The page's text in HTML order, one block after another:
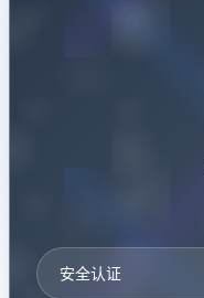
安全认证